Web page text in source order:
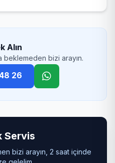
Alın
beklemeden bizi arayın.
26
Servis
bizi arayın, 2 saat içinde